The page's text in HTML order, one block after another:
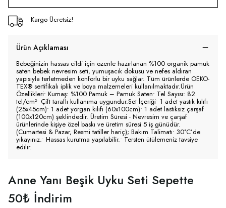
Kargo Ücretsiz!
Ürün Açıklaması
Bebeğinizin hassas cildi için özenle hazırlanan %100 organik pamuk
saten bebek nevresim seti, yumuşacık dokusu ve nefes aldıran
yapısıyla terletmeden konforlu bir uyku sağlar. Tüm ürünlerde OEKO-
TEX® sertifikalı iplik ve boya malzemeleri kullanılmaktadır.Ürün
Özellikleri• Kumaş: %100 Pamuk – Pamuk Saten• Tel Sayısı: 82
tel/cm²• Çift taraflı kullanıma uygundur.Set İçeriği• 1 adet yastık kılıfı
(25x45cm)• 1 adet yorgan kılıfı (60x100cm)• 1 adet lastiksiz çarşaf
(100x120cm) şeklindedir. Üretim Süresi - Nevresim ve çarşaf
ürünlerinde kişiye özel baskı ve üretim süresi 5 iş günüdür.
(Cumartesi & Pazar, Resmi tatiller hariç); Bakım Talimatı• 30°C’de
yıkayınız.• Hassas kurutma yapılabilir.• Tersten ütülemeniz tavsiye
edilir.
Anne Yanı Beşik Uyku Seti Sepette
50₺ İndirim